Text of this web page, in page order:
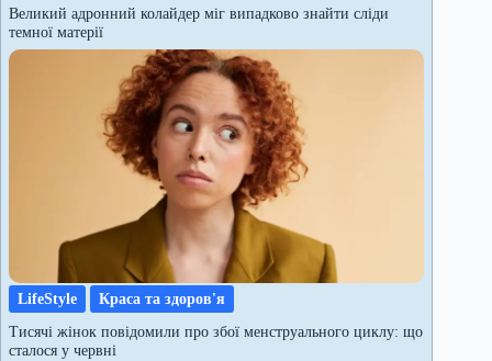
Великий адронний колайдер міг випадково знайти сліди
темної матерії
LifeStyle
Краса та здоров'я
Тисячі жінок повідомили про збої менструального циклу: що
сталося у червні